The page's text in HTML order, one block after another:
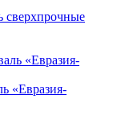
сверхпрочные
«Евразия-